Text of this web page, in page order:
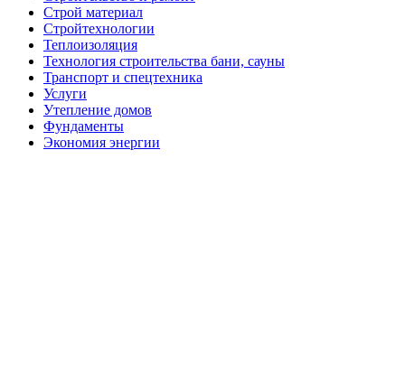
Строй материал
Стройтехнологии
Теплоизоляция
Технология строительства бани, сауны
Транспорт и спецтехника
Услуги
Утепление домов
Фундаменты
Экономия энергии